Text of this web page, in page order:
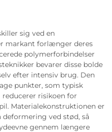
sig ved en
markant forlænger deres
polymerforbindelser
bevarer disse bolde
efter intensiv brug. Den
punkter, som typisk
risikoen for
Materialekonstruktionen er
ved stød, så
gennem længere